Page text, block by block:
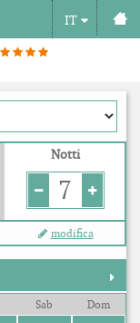
IT
Notti
7
modifica
Sab Dom